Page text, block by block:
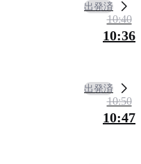
出発済
10:40
10:36
出発済
10:50
10:47